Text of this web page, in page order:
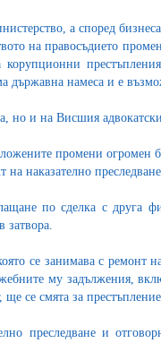
а според
на правосъдието
корупционни
държавна намеса и е
но и на Висшия
промени огромен
наказателно
по сделка с друга
затвора.
се занимава с ремонт
му задължения,
се смята за
преследване и